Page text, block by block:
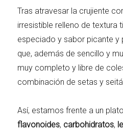
Días de fiesta Cocina de
Las mejores recetas
Tras atravesar la crujiente
irresistible relleno de textura
especiado y sabor picante y
que, además de sencillo y
muy completo y libre de
combinación de setas y
Así, estamos frente a un
flavonoides, carbohidratos,